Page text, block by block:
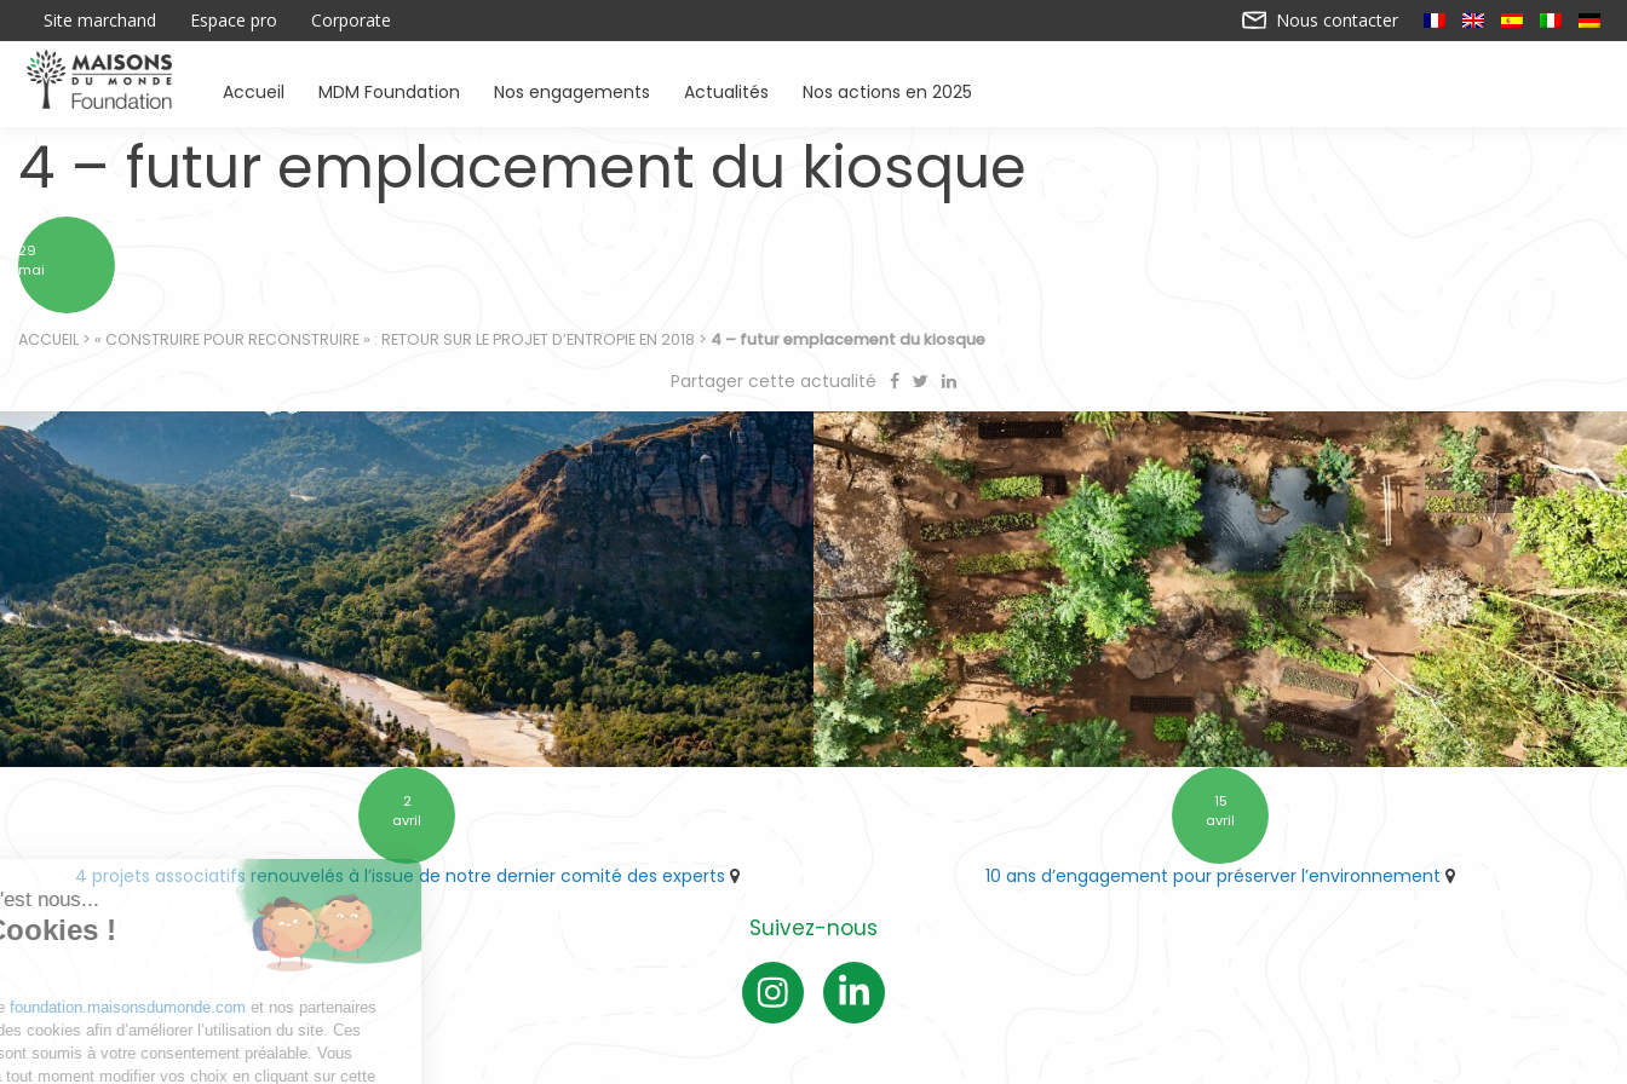
Site marchand Espace pro Corporate Nous contacter
Accueil MDM Foundation Nos engagements Actualités Nos actions en 2025
4 – futur emplacement du kiosque
29
mai
ACCUEIL > « CONSTRUIRE POUR RECONSTRUIRE » : RETOUR SUR LE PROJET D’ENTROPIE EN 2018 > 4 – futur emplacement du kiosque
Partager cette actualité
2
avril
4 projets associatifs renouvelés à l’issue de notre dernier comité des experts
15
avril
10 ans d’engagement pour préserver l’environnement
Suivez-nous
Salut c'est nous...
les Cookies !
Notre sitefoundation.maisonsdumonde.comet nos partenaires
utilisent des cookies afin d’améliorer l’utilisation du site. Ces
cookies sont soumis à votre consentement préalable. Vous
pouvez à tout moment modifier vos choix en cliquant sur cette